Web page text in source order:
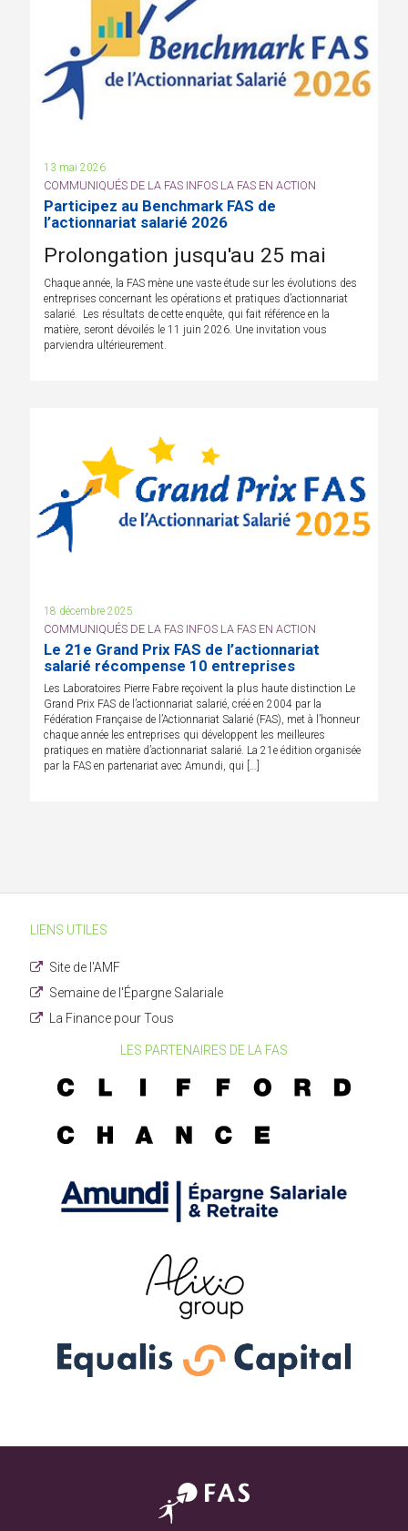
13 mai 2026
COMMUNIQUÉS DE LA FAS INFOS LA FAS EN ACTION
Participez au Benchmark FAS de
l’actionnariat salarié 2026
Prolongation jusqu'au 25 mai
Chaque année, la FAS mène une vaste étude sur les évolutions des
entreprises concernant les opérations et pratiques d’actionnariat
salarié. Les résultats de cette enquête, qui fait référence en la
matière, seront dévoilés le 11 juin 2026. Une invitation vous
parviendra ultérieurement.
18 décembre 2025
COMMUNIQUÉS DE LA FAS INFOS LA FAS EN ACTION
Le 21e Grand Prix FAS de l’actionnariat
salarié récompense 10 entreprises
Les Laboratoires Pierre Fabre reçoivent la plus haute distinction Le
Grand Prix FAS de l’actionnariat salarié, créé en 2004 par la
Fédération Française de l’Actionnariat Salarié (FAS), met à l’honneur
chaque année les entreprises qui développent les meilleures
pratiques en matière d’actionnariat salarié. La 21e édition organisée
par la FAS en partenariat avec Amundi, qui […]
LIENS UTILES
Site de l'AMF
Semaine de l'Épargne Salariale
La Finance pour Tous
LES PARTENAIRES DE LA FAS